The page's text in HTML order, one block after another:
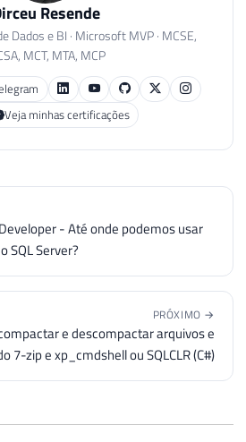
Resende
Dados e BI · Microsoft MVP · MCSE,
MCT, MTA, MCP
Veja minhas certificações
- Até onde podemos usar
SQL Server?
PRÓXIMO →
e descompactar arquivos e
7-zip e xp_cmdshell ou SQLCLR (C#)